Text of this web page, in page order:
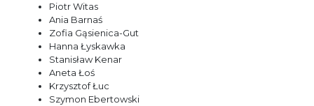
Piotr Witas
Ania Barnaś
Zofia Gąsienica-Gut
Hanna Łyskawka
Stanisław Kenar
Aneta Łoś
Krzysztof Łuc
Szymon Ebertowski